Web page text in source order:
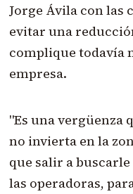
Jorge Ávila con las
evitar una
complique todavía
empresa.
"Es una vergüenza
no invierta en la
que salir a
las operadoras,